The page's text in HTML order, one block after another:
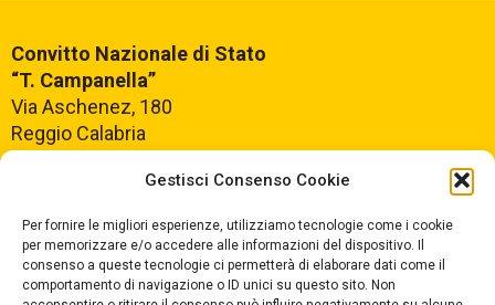
Gestisci Consenso Cookie
Per fornire le migliori esperienze, utilizziamo tecnologie come i cookie
per memorizzare e/o accedere alle informazioni del dispositivo. Il
consenso a queste tecnologie ci permetterà di elaborare dati come il
comportamento di navigazione o ID unici su questo sito. Non
Convitto Nazionale di Stato
“T. Campanella”
Via Aschenez, 180
Reggio Calabria
Segreteria +39096520527
Fax +390965499420